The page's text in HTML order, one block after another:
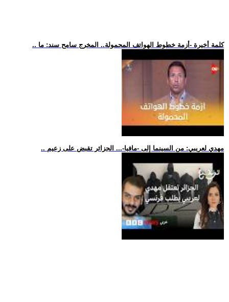
.. كلمة أخيرة -أزمة خطوط الهواتف المحمولة.. المخرج سامح سند: ما
.. مهدي لعريبي: من السينما إلى -مافيا-... الجزائر تقبض على زعيم